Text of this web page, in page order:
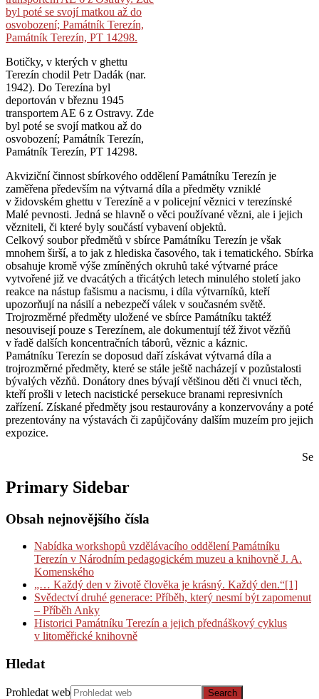
Botičky, v kterých v ghettu
Terezín chodil Petr Dadák (nar.
1942). Do Terezína byl
deportován v březnu 1945
transportem AE 6 z Ostravy. Zde
byl poté se svojí matkou až do
osvobození; Památník Terezín,
Památník Terezín, PT 14298.
Akviziční činnost sbírkového oddělení Památníku Terezín je
zaměřena především na výtvarná díla a předměty vzniklé
v židovském ghettu v Terezíně a v policejní věznici v terezínské
Malé pevnosti. Jedná se hlavně o věci používané vězni, ale i jejich
vězniteli, či které byly součástí vybavení objektů.
Celkový soubor předmětů v sbírce Památníku Terezín je však
mnohem širší, a to jak z hlediska časového, tak i tematického. Sbírka
obsahuje kromě výše zmíněných okruhů také výtvarné práce
vytvořené již ve dvacátých a třicátých letech minulého století jako
reakce na nástup fašismu a nacismu, i díla výtvarníků, kteří
upozorňují na násilí a nebezpečí válek v současném světě.
Trojrozměrné předměty uložené ve sbírce Památníku taktéž
nesouvisejí pouze s Terezínem, ale dokumentují též život vězňů
v řadě dalších koncentračních táborů, věznic a káznic.
Památníku Terezín se doposud daří získávat výtvarná díla a
trojrozměrné předměty, které se stále ještě nacházejí v pozůstalosti
bývalých vězňů. Donátory dnes bývají většinou děti či vnuci těch,
kteří prošli v letech nacistické persekuce branami represivních
zařízení. Získané předměty jsou restaurovány a konzervovány a poté
prezentovány na výstavách či zapůjčovány dalším muzeím pro jejich
expozice.
Se
Primary Sidebar
Obsah nejnovějšího čísla
Nabídka workshopů vzdělávacího oddělení Památníku
Terezín v Národním pedagogickém muzeu a knihovně J. A.
Komenského
„… Každý den v životě člověka je krásný. Každý den.“[1]
Svědectví druhé generace: Příběh, který nesmí být zapomenut
– Příběh Anky
Historici Památníku Terezín a jejich přednáškový cyklus
v litoměřické knihovně
Hledat
Prohledat web